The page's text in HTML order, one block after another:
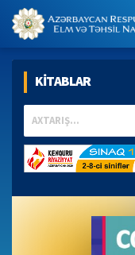
KİTABLAR